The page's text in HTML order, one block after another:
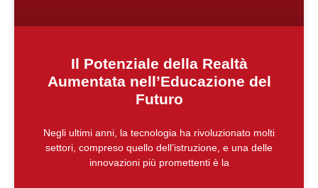
Il Potenziale della Realtà
Aumentata nell’Educazione del
Futuro
Negli ultimi anni, la tecnologia ha rivoluzionato molti
settori, compreso quello dell’istruzione, e una delle
innovazioni più promettenti è la